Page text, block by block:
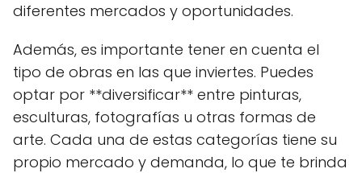
diferentes mercados y oportunidades.
Además, es importante tener en cuenta el
tipo de obras en las que inviertes. Puedes
optar por **diversificar** entre pinturas,
esculturas, fotografías u otras formas de
arte. Cada una de estas categorías tiene su
propio mercado y demanda, lo que te brinda